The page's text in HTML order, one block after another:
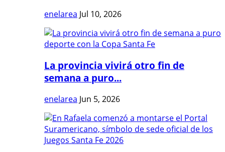
enelarea Jul 10, 2026
La provincia vivirá otro fin de
semana a puro...
enelarea Jun 5, 2026